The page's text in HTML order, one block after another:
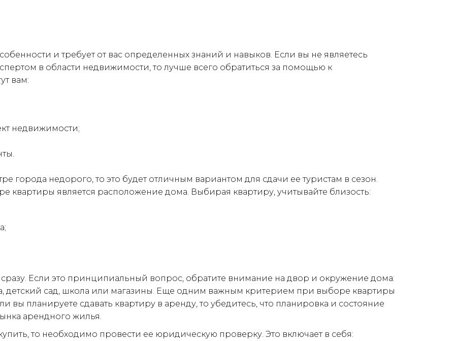
и требует от вас определенных знаний и навыков. Если вы не являетесь
в области недвижимости, то лучше всего обратиться за помощью к
вам:
недвижимости;
города недорого, то это будет отличным вариантом для сдачи ее туристам в сезон.
квартиры является расположение дома. Выбирая квартиру, учитывайте близость:
Если это принципиальный вопрос, обратите внимание на двор и окружение дома:
детский сад, школа или магазины. Еще одним важным критерием при выборе квартиры
вы планируете сдавать квартиру в аренду, то убедитесь, что планировка и состояние
арендного жилья.
то необходимо провести ее юридическую проверку. Это включает в себя: